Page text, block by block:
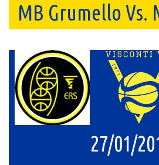
MB Grumello Vs.
27/01/